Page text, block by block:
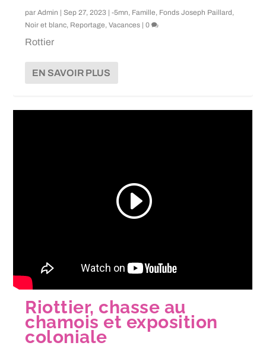
parAdmin |Sep 27, 2023 |-5mn, Famille, Fonds Joseph Paillard,
Noir et blanc, Reportage,Vacances |0
Rottier
EN SAVOIR PLUS
Riottier, chasse au
chamois et exposition
coloniale